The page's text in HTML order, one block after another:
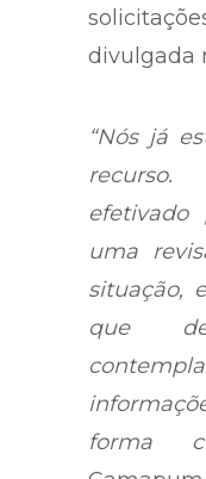
divulgada
“Nós já
efetivado
uma
situação,
que
forma